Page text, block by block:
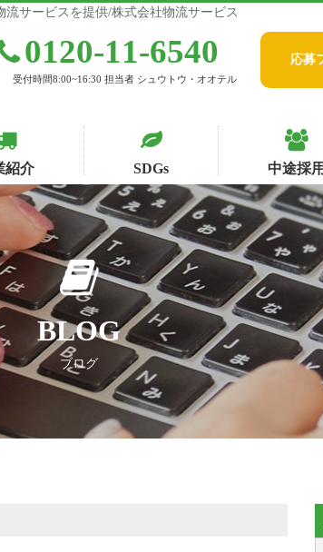
サービスを提供/株式会社物流サービス
紹介 SDGs 中途採用
応募
0120-11-6540
受付時間8:00~16:30 担当者 シュウトウ・オオテル
BLOG
ブログ